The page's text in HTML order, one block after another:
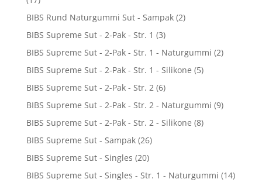
BIBS Rund Naturgummi Sut - Sampak (2)
BIBS Supreme Sut - 2-Pak - Str. 1 (3)
BIBS Supreme Sut - 2-Pak - Str. 1 - Naturgummi (2)
BIBS Supreme Sut - 2-Pak - Str. 1 - Silikone (5)
BIBS Supreme Sut - 2-Pak - Str. 2 (6)
BIBS Supreme Sut - 2-Pak - Str. 2 - Naturgummi (9)
BIBS Supreme Sut - 2-Pak - Str. 2 - Silikone (8)
BIBS Supreme Sut - Sampak (26)
BIBS Supreme Sut - Singles (20)
BIBS Supreme Sut - Singles - Str. 1 - Naturgummi (14)